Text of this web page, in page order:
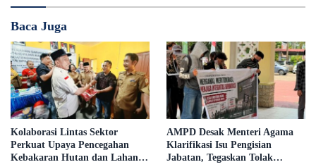
Baca Juga
Kolaborasi Lintas Sektor
Perkuat Upaya Pencegahan
Kebakaran Hutan dan Lahan di
AMPD Desak Menteri Agama
Klarifikasi Isu Pengisian
Jabatan, Tegaskan Tolak